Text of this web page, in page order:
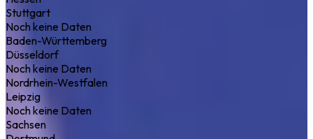
Stuttgart
Noch keine Daten
Baden-Württemberg
Düsseldorf
Noch keine Daten
Nordrhein-Westfalen
Leipzig
Noch keine Daten
Sachsen